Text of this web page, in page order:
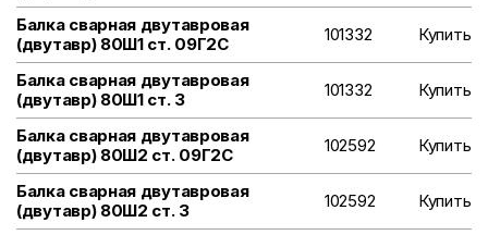
Балка сварная двутавровая
(двутавр) 80Ш1 ст. 09Г2С
101332 Купить
Балка сварная двутавровая
(двутавр) 80Ш1 ст. 3
101332 Купить
Балка сварная двутавровая
(двутавр) 80Ш2 ст. 09Г2С
102592 Купить
Балка сварная двутавровая
(двутавр) 80Ш2 ст. 3
102592 Купить